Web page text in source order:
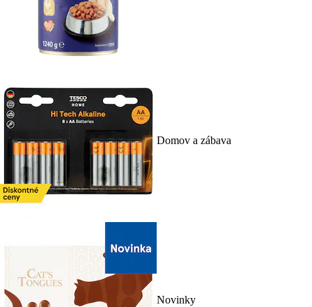
Domov a zábava
Novinky